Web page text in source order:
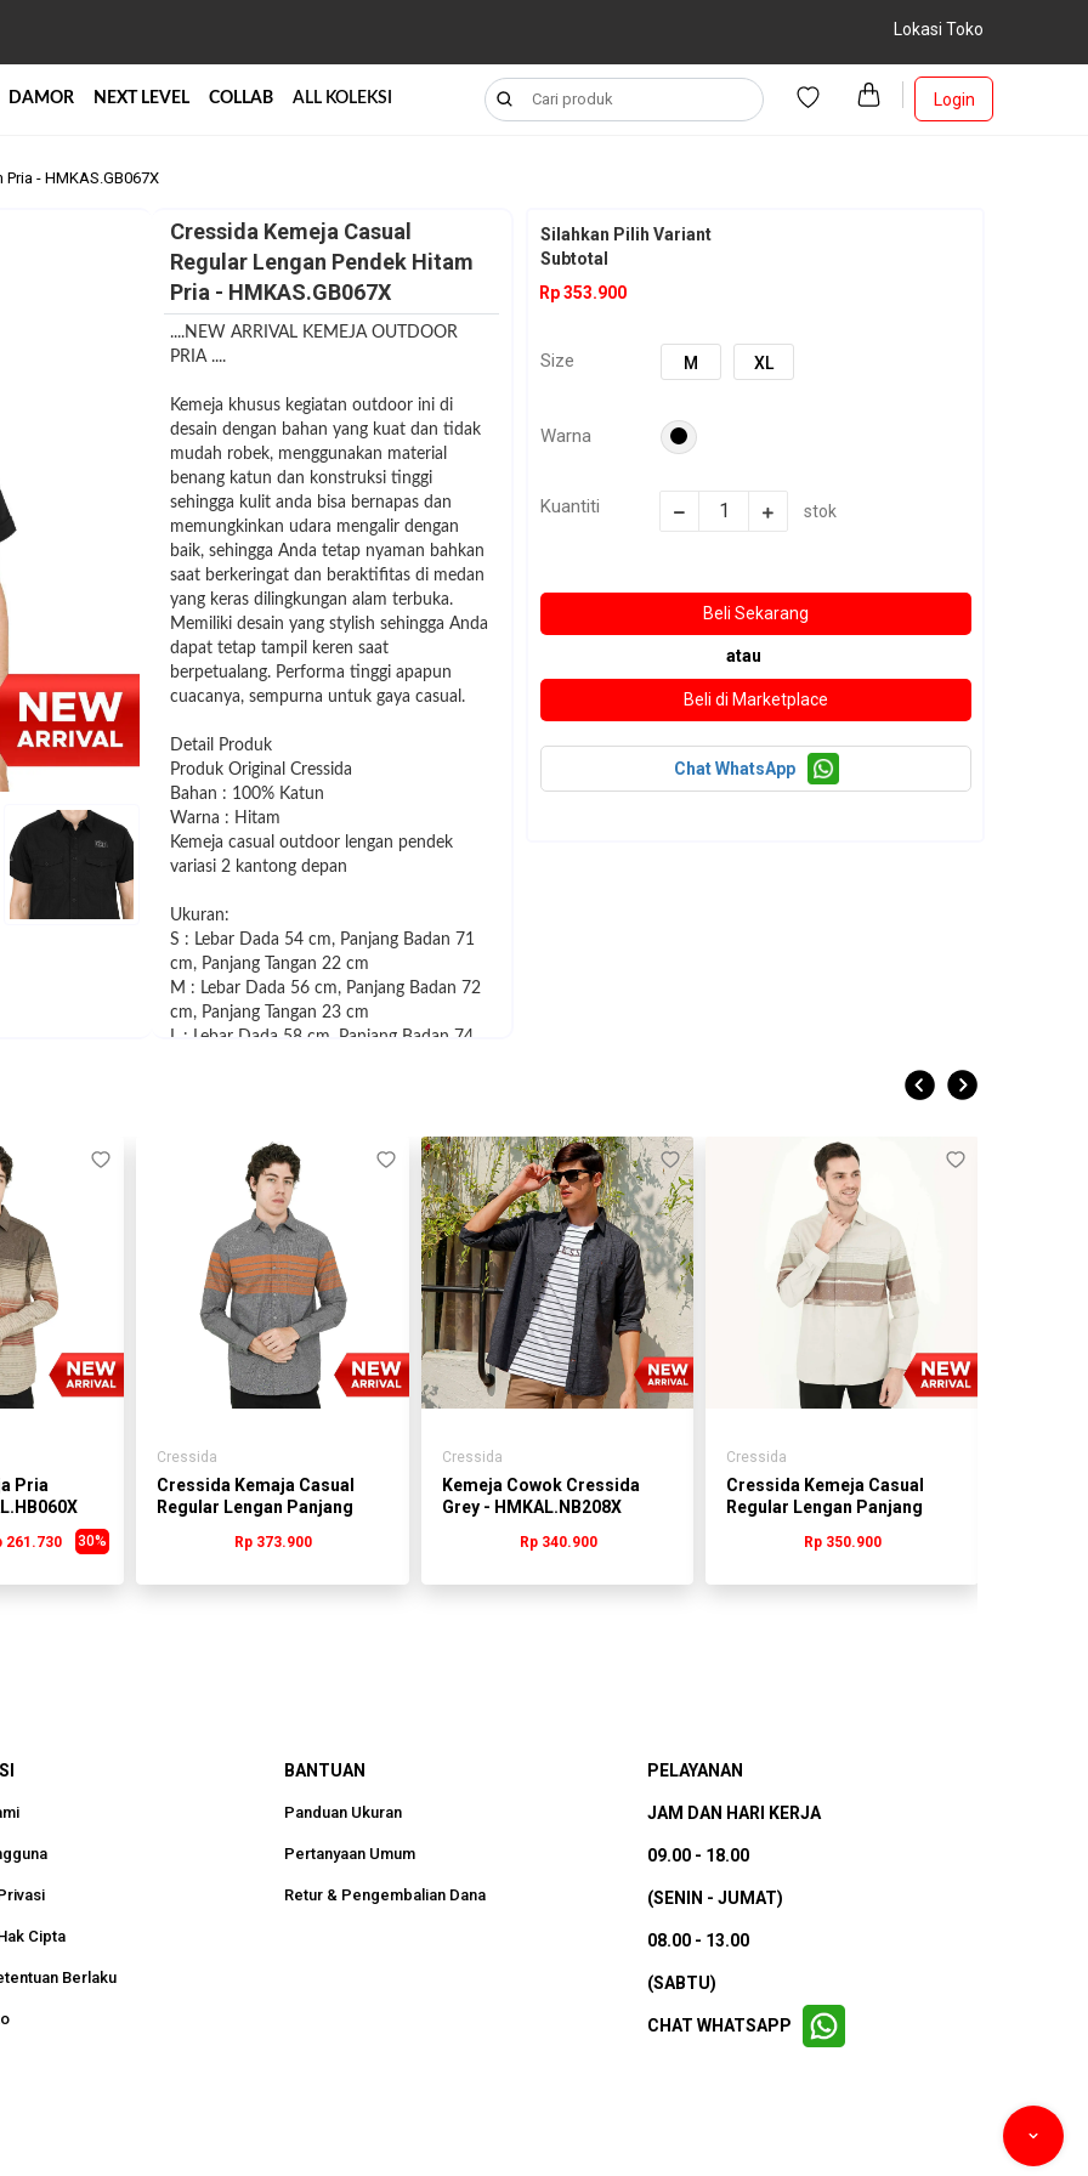
Lokasi Toko
DAMOR NEXT LEVEL COLLAB ALL KOLEKSI Login
- HMKAS.GB067X
Cressida Kemeja Casual
Regular Lengan Pendek Hitam
Pria - HMKAS.GB067X
....NEW ARRIVAL KEMEJA OUTDOOR
PRIA ....
Kemeja khusus kegiatan outdoor ini di
desain dengan bahan yang kuat dan tidak
mudah robek, menggunakan material
benang katun dan konstruksi tinggi
sehingga kulit anda bisa bernapas dan
memungkinkan udara mengalir dengan
baik, sehingga Anda tetap nyaman bahkan
saat berkeringat dan beraktifitas di medan
yang keras dilingkungan alam terbuka.
Memiliki desain yang stylish sehingga Anda
dapat tetap tampil keren saat
berpetualang. Performa tinggi apapun
cuacanya, sempurna untuk gaya casual.
Detail Produk
Produk Original Cressida
Bahan : 100% Katun
Warna : Hitam
Kemeja casual outdoor lengan pendek
variasi 2 kantong depan
Ukuran:
S : Lebar Dada 54 cm, Panjang Badan 71
cm, Panjang Tangan 22 cm
M : Lebar Dada 56 cm, Panjang Badan 72
cm, Panjang Tangan 23 cm
L : Lebar Dada 58 cm, Panjang Badan 74
1. Toleransi Ukuran (-+) 1-3 cm
2. Warna yang terlihat pada foto produk
mungkin tidak 100% sama dengan produk
aslinya
dikarenakan faktor cahaya pada
pengamblian gambar ataupun pada kondisi
gadget
yang digunakan untuk melihat gambar
3. Disarankan sebelum order check stock
dulu ke admin :)
Silahkan Pilih Variant
Subtotal
Rp 353.900
Size M XL
Warna
Kuantiti stok
atau
Chat WhatsApp
Pria
30%
261.730
Cressida
Cressida Kemaja Casual
Regular Lengan Panjang
Rp 373.900
Cressida
Kemeja Cowok Cressida
Grey - HMKAL.NB208X
Rp 340.900
Cressida
Cressida Kemeja Casual
Regular Lengan Panjang
Rp 350.900
Cipta
Berlaku
BANTUAN
Panduan Ukuran
Pertanyaan Umum
Retur & Pengembalian Dana
PELAYANAN
JAM DAN HARI KERJA
09.00 - 18.00
(SENIN - JUMAT)
08.00 - 13.00
(SABTU)
CHAT WHATSAPP